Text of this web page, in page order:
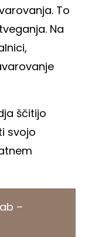
To
Na
ščitijo
svojo
–